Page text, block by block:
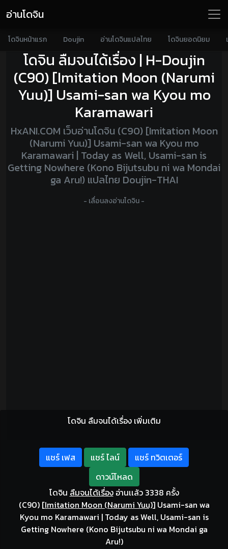
อ่านโดจิน
โดจินหน้าแรก Doujin อ่านโดจินแปลไทย โดจินยอดนิยม
โดจิน ลืมจนได้เรื่อง | H-Doujin
(C90) [Imitation Moon (Narumi
Yuu)] Usami-san wa Kyou mo
Karamawari
HxANI.COM เว็บอ่านโดจิน (C90) [Imitation Moon
(Narumi Yuu)] Usami-san wa Kyou mo
Karamawari | Today as Well, Usami-san is
Getting Nowhere (Kono Bijutsubu ni wa Mondai
ga Aru!) แปลไทย Doujin-THAI
- เลื่อนลงอ่านโดจิน -
โดจิน ลืมจนได้เรื่อง เพิ่มเติม
แชร์ เฟส แชร์ ไลน์
แชร์ ทวิตเตอร์
ดาวน์โหลด
โดจิน ลืมจนได้เรื่องอ่านเเล้ว 3338 ครั้ง
(C90) [Imitation Moon (Narumi Yuu)]Usami-san wa
Kyou mo Karamawari | Today as Well, Usami-san is
Getting Nowhere (Kono Bijutsubu ni wa Mondai ga
Aru!)